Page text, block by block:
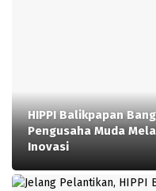
HIPPI Balikpapan
Pengusaha Muda
Inovasi